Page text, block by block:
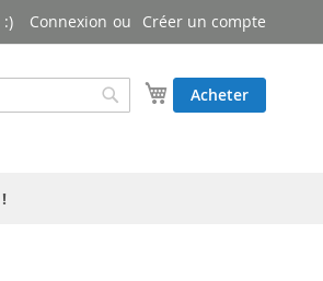
Connexion Créer un compte
Mon panier
Acheter
Rechercher